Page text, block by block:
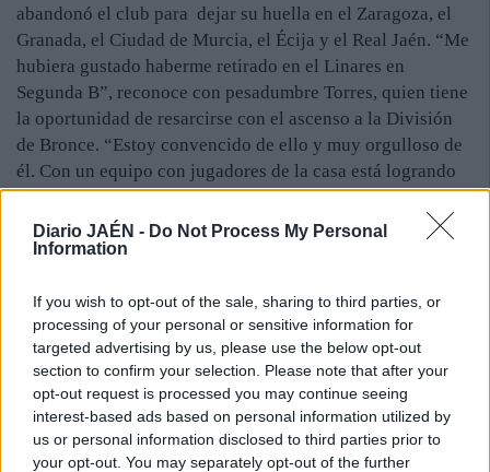
Diario JAÉN - Do Not Process My Personal
Information
If you wish to opt-out of the sale, sharing to third parties, or
processing of your personal or sensitive information for
targeted advertising by us, please use the below opt-out
section to confirm your selection. Please note that after your
opt-out request is processed you may continue seeing
interest-based ads based on personal information utilized by
us or personal information disclosed to third parties prior to
your opt-out. You may separately opt-out of the further
abandonó el club para dejar su huella en el Zaragoza, el
Granada, el Ciudad de Murcia, el Écija y el Real Jaén. “Me
hubiera gustado haberme retirado en el Linares en
Segunda B”, reconoce con pesadumbre Torres, quien tiene
la oportunidad de resarcirse con el ascenso a la División
de Bronce. “Estoy convencido de ello y muy orgulloso de
él. Con un equipo con jugadores de la casa está logrando
éxitos impensables”, dice el padre, quien añade: “Lo que
está haciendo este grupo de chavales sin ayuda de nadie
será valorado con el tiempo”.
de Deportes en la calle Canalejas. Cada domingo, desde su
asiento en la Peña Los Críticos, observa con ilusión el
crecimiento como técnico de Antonio José, con el que
habla durante horas de fútbol. “Aprendo mucho de él. Es
un tipo sabio, que ha jugado en la élite y sabe lo duro que
esta profesión”, destaca el entrenador del Linares
Deportivo, que mañana, a partir de la seis, tendrá en su